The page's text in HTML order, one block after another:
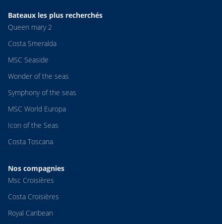
Bateaux les plus recherchés
Queen mary 2
Costa Smeralda
MSC Seaside
Wonder of the seas
Symphony of the seas
MSC World Europa
Icon of the Seas
Costa Toscana
Nos compagnies
Msc Croisières
Costa Croisières
Royal Caribean